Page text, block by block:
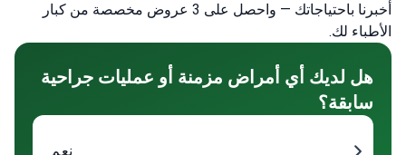
أخبرنا باحتياجاتك — واحصل على 3 عروض مخصصة من كبار
الأطباء لك.
هل لديك أي أمراض مزمنة أو عمليات جراحية
سابقة؟
نعم